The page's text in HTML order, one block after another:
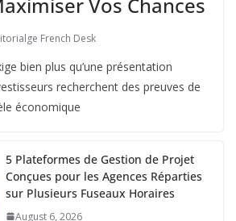
French Desk
bien plus qu’une présentation
recherchent des preuves de
économique
5 Plateformes de Gestion de Projet
Conçues pour les Agences Réparties
sur Plusieurs Fuseaux Horaires
August 6, 2026